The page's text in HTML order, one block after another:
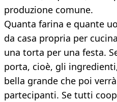
produzione comune.
Quanta farina e quante
da casa propria per
una torta per una festa.
porta, cioè, gli
bella grande che poi
partecipanti. Se tutti